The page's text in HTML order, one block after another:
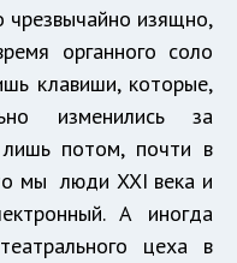
чрезвычайно изящно,
органного соло
клавиши, которые,
изменились за
потом, почти в
мы люди XXI века и
А иногда
цеха в